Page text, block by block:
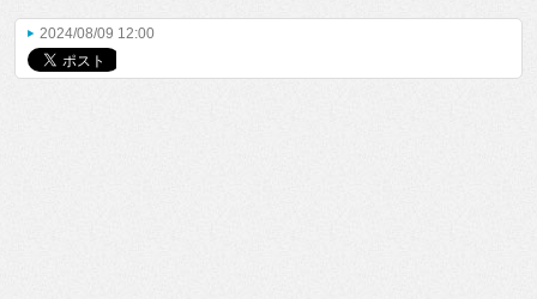
2024/08/09 12:00